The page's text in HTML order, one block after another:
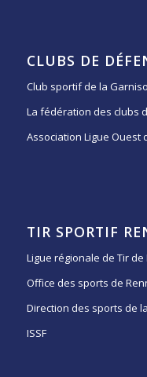
CLUBS DE
Club sportif de la
La fédération des clubs
Association Ligue Ouest
TIR SPORTIF
Ligue régionale de Tir de
Office des sports de
Direction des sports de
ISSF